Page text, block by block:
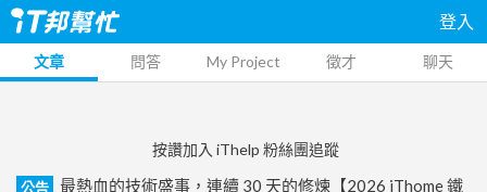
登入
文章 問答 My Project 徵才 聊天
按讚加入 iThelp 粉絲團追蹤
公告
最熱血的技術盛事，連續 30 天的修煉【2026 iThome 鐵